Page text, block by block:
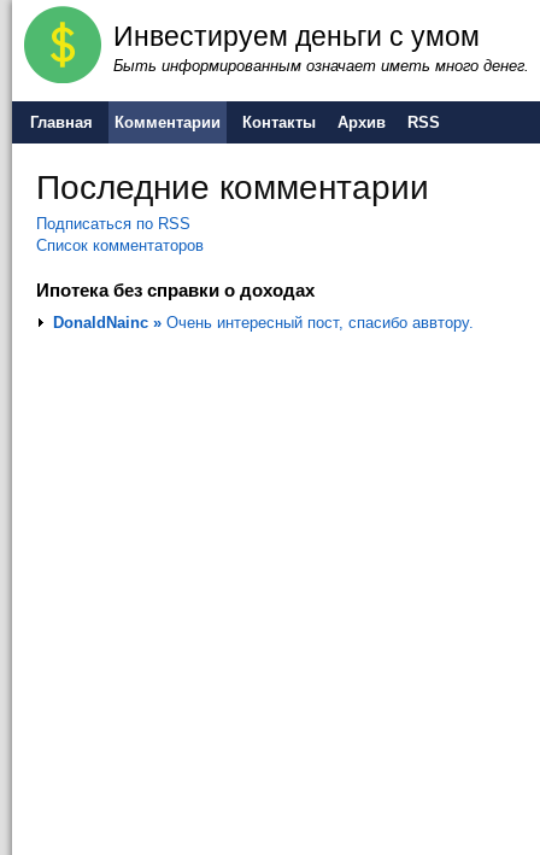
Инвестируем деньги с умом
Быть информированным означает иметь много денег.
Главная Комментарии Контакты Архив RSS
Последние комментарии
Подписаться по RSS
Список комментаторов
Ипотека без справки о доходах
DonaldNainc » Очень интересный пост, спасибо аввтору.